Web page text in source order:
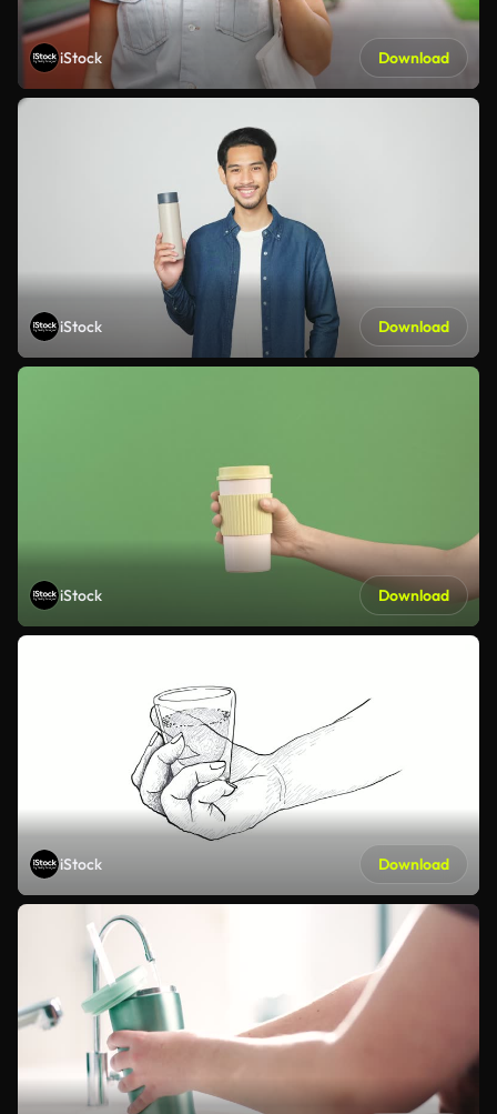
iStock Download
iStock Download
iStock Download
iStock Download